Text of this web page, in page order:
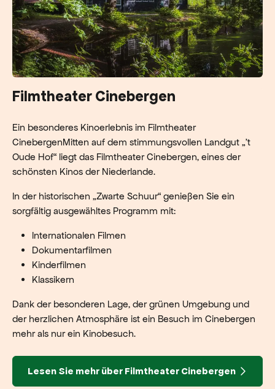
Filmtheater Cinebergen
Ein besonderes Kinoerlebnis im Filmtheater
CinebergenMitten auf dem stimmungsvollen Landgut „’t
Oude Hof“ liegt das Filmtheater Cinebergen, eines der
schönsten Kinos der Niederlande.
In der historischen „Zwarte Schuur“ genießen Sie ein
sorgfältig ausgewähltes Programm mit:
Internationalen Filmen
Dokumentarfilmen
Kinderfilmen
Klassikern
Dank der besonderen Lage, der grünen Umgebung und
der herzlichen Atmosphäre ist ein Besuch im Cinebergen
mehr als nur ein Kinobesuch.
Lesen Sie mehr über Filmtheater Cinebergen